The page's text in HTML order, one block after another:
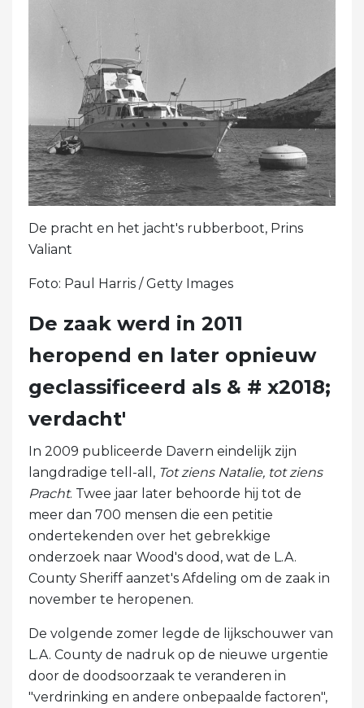
De pracht en het jacht's rubberboot, Prins
Valiant
Foto: Paul Harris / Getty Images
De zaak werd in 2011
heropend en later opnieuw
geclassificeerd als & # x2018;
verdacht'
In 2009 publiceerde Davern eindelijk zijn
langdradige tell-all, Tot ziens Natalie, tot ziens
Pracht. Twee jaar later behoorde hij tot de
meer dan 700 mensen die een petitie
ondertekenden over het gebrekkige
onderzoek naar Wood's dood, wat de L.A.
County Sheriff aanzet's Afdeling om de zaak in
november te heropenen.
De volgende zomer legde de lijkschouwer van
L.A. County de nadruk op de nieuwe urgentie
door de doodsoorzaak te veranderen in
"verdrinking en andere onbepaalde factoren",